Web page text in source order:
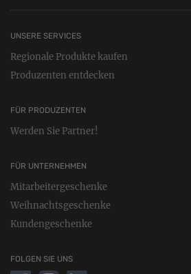
UNSERE SERVICES
Regionale Produkte kaufen
Produzenten entdecken
FÜR PRODUZENTEN
Werden Sie Partner!
FÜR UNTERNEHMEN
Mitarbeitergeschenke
Weihnachtsgeschenke
Kundengeschenke
FOLGEN SIE UNS